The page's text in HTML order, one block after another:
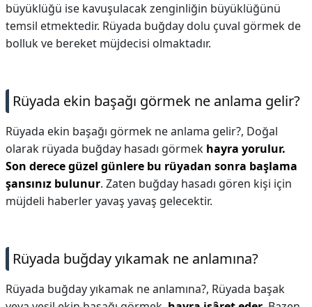
büyüklüğü ise kavuşulacak zenginliğin büyüklüğünü
temsil etmektedir. Rüyada buğday dolu çuval görmek de
bolluk ve bereket müjdecisi olmaktadır.
Rüyada ekin başağı görmek ne anlama gelir?
Rüyada ekin başağı görmek ne anlama gelir?, Doğal
olarak rüyada buğday hasadı görmek hayra yorulur.
Son derece güzel günlere bu rüyadan sonra başlama
şansınız bulunur. Zaten buğday hasadı gören kişi için
müjdeli haberler yavaş yavaş gelecektir.
Rüyada buğday yıkamak ne anlamına?
Rüyada buğday yıkamak ne anlamına?, Rüyada başak